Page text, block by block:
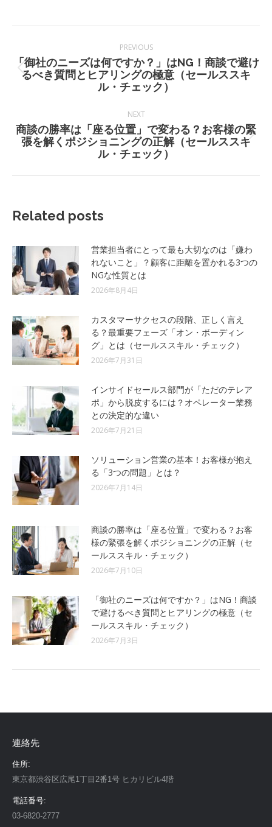
navigation
PREVIOUS
Previous
post:
「御社のニーズは何ですか？」はNG！商談で避け
るべき質問とヒアリングの極意（セールススキ
ル・チェック）
NEXT
Next
post:
商談の勝率は「座る位置」で変わる？お客様の緊
張を解くポジショニングの正解（セールススキ
ル・チェック）
Related posts
営業担当者にとって最も大切なのは「嫌わ
れないこと」？顧客に距離を置かれる3つの
NGな性質とは
2026年8月4日
カスタマーサクセスの段階、正しく言え
る？最重要フェーズ「オン・ボーディン
グ」とは（セールススキル・チェック）
2026年7月31日
インサイドセールス部門が「ただのテレア
ポ」から脱皮するには？オペレーター業務
との決定的な違い
2026年7月21日
ソリューション営業の基本！お客様が抱え
る「3つの問題」とは？
2026年7月14日
商談の勝率は「座る位置」で変わる？お客
様の緊張を解くポジショニングの正解（セ
ールススキル・チェック）
2026年7月10日
「御社のニーズは何ですか？」はNG！商談
で避けるべき質問とヒアリングの極意（セ
ールススキル・チェック）
2026年7月3日
連絡先
住所:
東京都渋谷区広尾1丁目2番1号 ヒカリビル4階
電話番号:
03-6820-2777